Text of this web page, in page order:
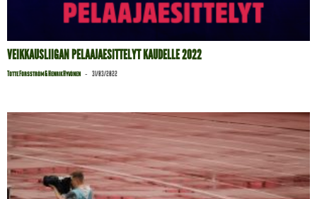
VEIKKAUSLIIGAN PELAAJAESITTELYT KAUDELLE 2022
Totte Forsström & Henrik Hyvönen - 31/03/2022